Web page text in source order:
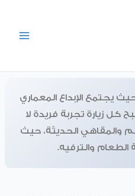
يجتمع الإبداع المعماري
كل زيارة تجربة فريدة لا
والمقاهي الحديثة، حيث
والترفيه.